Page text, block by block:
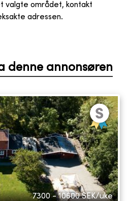
valgte området, kontakt
adressen.
denne annonsøren
7300 - 10600 SEK/uke